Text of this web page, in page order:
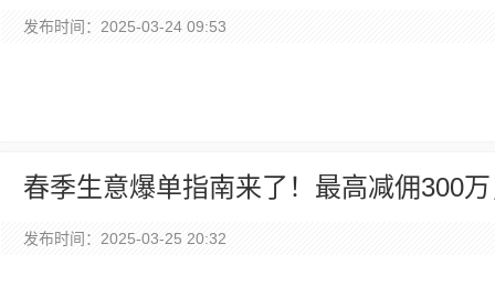
发布时间：2025-03-24 09:53
春季生意爆单指南来了！最高减佣300
发布时间：2025-03-25 20:32